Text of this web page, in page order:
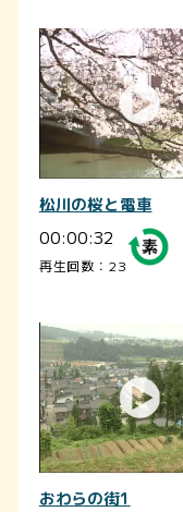
松川の桜と電車
00:00:32
再生回数：23
おわらの街1